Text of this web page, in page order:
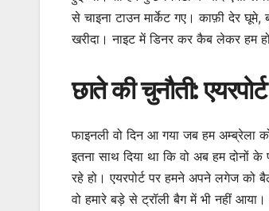
से चाइना टाउन मार्केट गए। काफ़ी देर घूमे,
खरीदा। नाइट में डिनर कर कैब लेकर हम
छाते की चुनौती:
फाइनली वो दिन आ गया जब हम अम्ब्रेला
इतना साथ दिया था कि वो अब हम दोनों
रहे हो। एयरपोर्ट पर हमने अपने लगेज को
वो हमारे बड़े से ट्रॉली बैग में भी नहीं